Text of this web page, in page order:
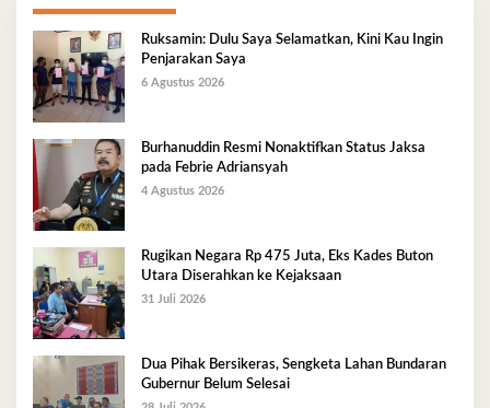
Ruksamin: Dulu Saya Selamatkan, Kini Kau Ingin
Penjarakan Saya
6 Agustus 2026
Burhanuddin Resmi Nonaktifkan Status Jaksa
pada Febrie Adriansyah
4 Agustus 2026
Rugikan Negara Rp 475 Juta, Eks Kades Buton
Utara Diserahkan ke Kejaksaan
31 Juli 2026
Dua Pihak Bersikeras, Sengketa Lahan Bundaran
Gubernur Belum Selesai